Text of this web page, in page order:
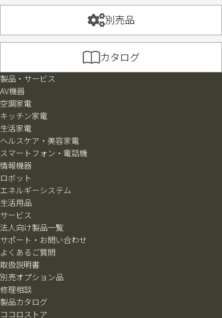
別売品
カタログ
製品・サービス
AV機器
空調家電
キッチン家電
生活家電
ヘルスケア・美容家電
スマートフォン・電話機
情報機器
ロボット
エネルギーシステム
生活用品
サービス
法人向け製品一覧
サポート・お問い合わせ
よくあるご質問
取扱説明書
別売オプション品
修理相談
製品カタログ
ココロストア